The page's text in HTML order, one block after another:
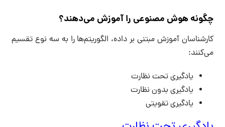
چگونه هوش مصنوعی را آموزش می‌دهند؟
کارشناسان آموزش مبتنی بر داده، الگوریتم‌ها را به سه نوع تقسیم
می‌کنند:
یادگیری تحت نظارت
یادگیری بدون نظارت
یادگیری تقویتی